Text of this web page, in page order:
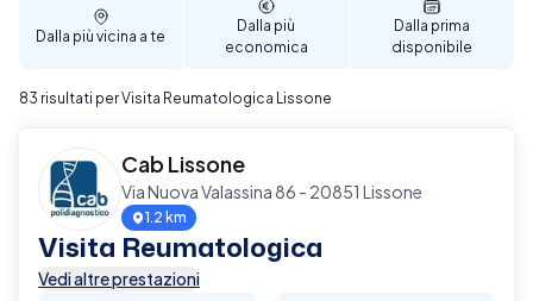
ricevere il trattamento più adeguato a Lissone.
Dalla più vicina a te
Dalla più
economica
Dalla prima
disponibile
83 risultati per Visita Reumatologica Lissone
Cab Lissone
Via Nuova Valassina 86 - 20851 Lissone
1.2 km
Visita Reumatologica
Vedi altre prestazioni